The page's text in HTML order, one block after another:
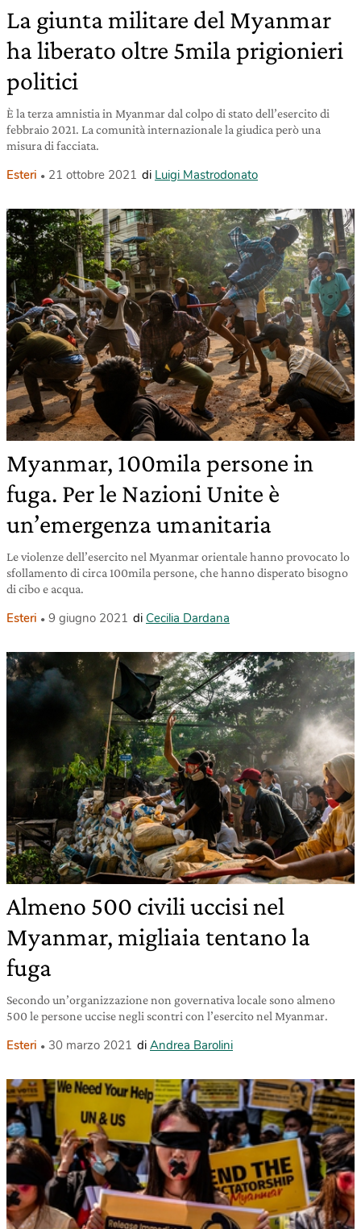
La giunta militare del Myanmar
ha liberato oltre 5mila prigionieri
politici
È la terza amnistia in Myanmar dal colpo di stato dell’esercito di
febbraio 2021. La comunità internazionale la giudica però una
misura di facciata.
Esteri 21 ottobre 2021 di Luigi Mastrodonato
Myanmar, 100mila persone in
fuga. Per le Nazioni Unite è
un’emergenza umanitaria
Le violenze dell’esercito nel Myanmar orientale hanno provocato lo
sfollamento di circa 100mila persone, che hanno disperato bisogno
di cibo e acqua.
Esteri 9 giugno 2021 di Cecilia Dardana
Almeno 500 civili uccisi nel
Myanmar, migliaia tentano la
fuga
Secondo un’organizzazione non governativa locale sono almeno
500 le persone uccise negli scontri con l’esercito nel Myanmar.
Esteri 30 marzo 2021 di Andrea Barolini